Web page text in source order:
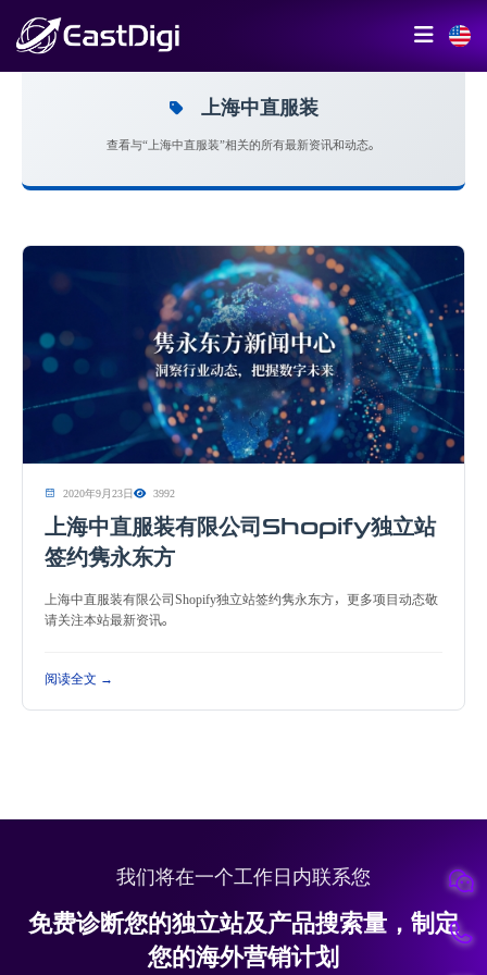
上海中直服装
查看与“上海中直服装”相关的所有最新资讯和动态。
2020年9月23日 3992
上海中直服装有限公司Shopify独立站
签约隽永东方
上海中直服装有限公司Shopify独立站签约隽永东方，更多项目动态敬
请关注本站最新资讯。
阅读全文 →
我们将在一个工作日内联系您
免费诊断您的独立站及产品搜索量，制定
您的海外营销计划